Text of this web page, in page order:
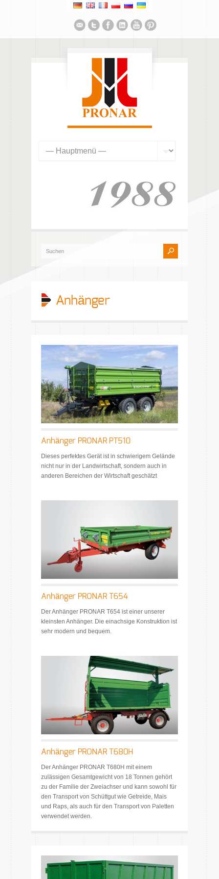
Anhänger
Anhänger PRONAR PT510
Dieses perfektes Gerät ist in schwierigem Gelände
nicht nur in der Landwirtschaft, sondern auch in
anderen Bereichen der Wirtschaft geschätzt
Anhänger PRONAR T654
Der Anhänger PRONAR T654 ist einer unserer
kleinsten Anhänger. Die einachsige Konstruktion ist
sehr modern und bequem.
Anhänger PRONAR T680H
Der Anhänger PRONAR T680H mit einem
zulässigen Gesamtgewicht von 18 Tonnen gehört
zu der Familie der Zweiachser und kann sowohl für
den Transport von Schüttgut wie Getreide, Mais
und Raps, als auch für den Transport von Paletten
verwendet werden.